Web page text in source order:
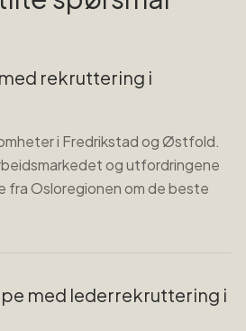
rekruttering i
i Fredrikstad og Østfold.
og utfordringene
fra Osloregionen om de beste
med lederrekruttering i